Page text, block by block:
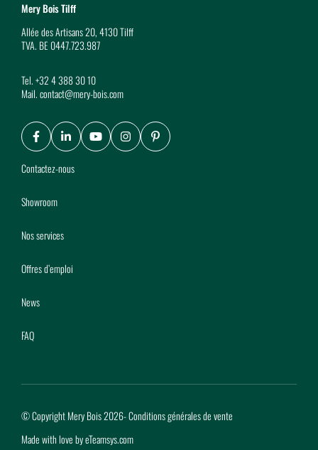
Mery Bois Tilff
Allée des Artisans 20, 4130 Tilff
TVA. BE 0447.723.987
Tel.+32 4 388 30 10
Mail.contact@mery-bois.com
Facebook
LinkedIn
YoutubeInstagram
Pinterest
Contactez-nous
Showroom
Nos services
Offres d’emploi
News
FAQ
© Copyright Mery Bois 2026-Conditions générales de vente
Made with love byeTeamsys.com